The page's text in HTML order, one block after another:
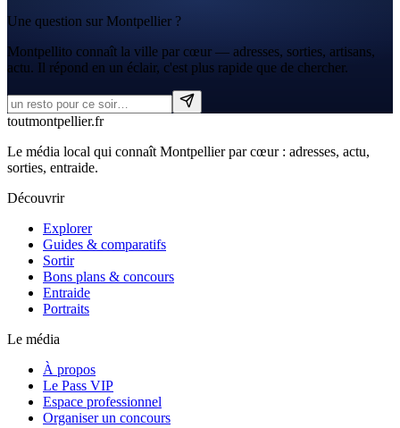
Une question sur Montpellier ?
Montpellito connaît la ville par cœur — adresses, sorties, artisans,
actu. Il répond en un éclair, c'est plus rapide que de chercher.
toutmontpellier.fr
Le média local qui connaît Montpellier par cœur : adresses, actu,
sorties, entraide.
Découvrir
Explorer
Guides & comparatifs
Sortir
Bons plans & concours
Entraide
Portraits
Le média
À propos
Le Pass VIP
Espace professionnel
Organiser un concours